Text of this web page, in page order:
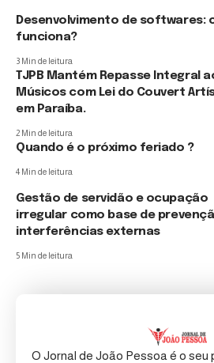
Desenvolvimento de softwares:
funciona?
3 Min de leitura
TJPB Mantém Repasse Integral
Músicos com Lei do Couvert
em Paraíba.
2 Min de leitura
Quando é o próximo feriado ?
4 Min de leitura
Gestão de servidão e ocupação
irregular como base de
interferências externas
5 Min de leitura
O Jornal de João Pessoa é o seu